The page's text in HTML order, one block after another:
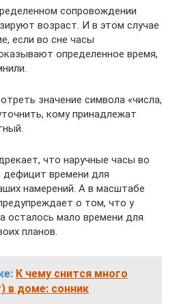
сопровождении
возраст. И в этом случае
если во сне часы
определенное время,
значение символа «числа,
кому принадлежат
что наручные часы во
времени для
намерений. А в масштабе
о том, что у
осталось мало времени для
планов.
К чему снится много
в доме: сонник